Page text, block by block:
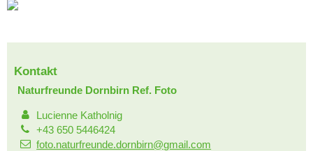
Kontakt
Naturfreunde Dornbirn Ref. Foto
Lucienne Katholnig
+43 650 5446424
foto.naturfreunde.dornbirn@gmail.com